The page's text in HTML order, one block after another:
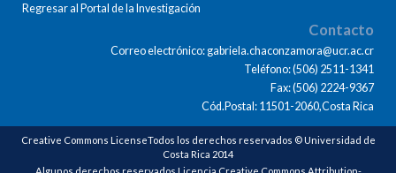
Regresar al Portal de la Investigación
Contacto
Correo electrónico: gabriela.chaconzamora@ucr.ac.cr
Teléfono: (506) 2511-1341
Fax: (506) 2224-9367
Cód.Postal: 11501-2060,Costa Rica
Creative Commons LicenseTodos los derechos reservados © Universidad de
Costa Rica 2014